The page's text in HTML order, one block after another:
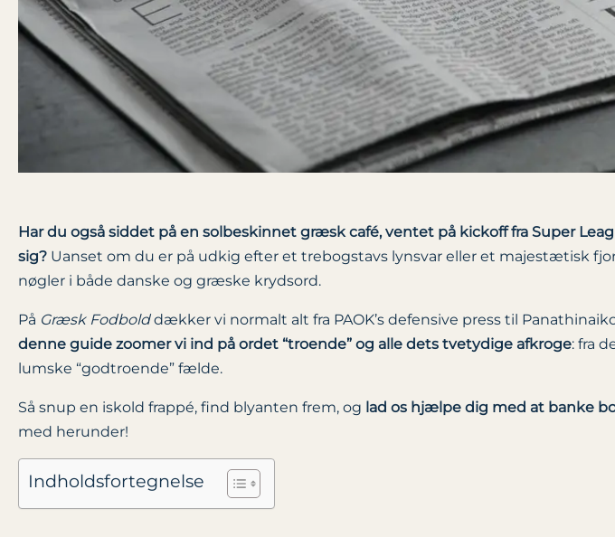
Har du også siddet på en solbeskinnet græsk café, ventet på kickoff fra Super
sig? Uanset om du er på udkig efter et trebogstavs lynsvar eller et majestætisk
nøgler i både danske og græske krydsord.
På Græsk Fodbolddækker vi normalt alt fra PAOK’s defensive press til
denne guide zoomer vi ind på ordet “troende” og alle dets tvetydige afkroge: fra
lumske “godtroende” fælde.
Så snup en iskold frappé, find blyanten frem, og lad os hjælpe dig med at banke
med herunder!
Indholdsfortegnelse